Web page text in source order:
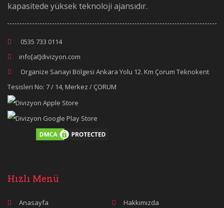
kapasitede yüksek teknoloji ajansıdır.
0535 733 0114
info[at]divizyon.com
Organize Sanayi Bölgesi Ankara Yolu 12. Km Çorum Teknokent
Tesisleri No: 7 / 14, Merkez / ÇORUM
Hızlı Menü
Anasayfa Hakkımızda